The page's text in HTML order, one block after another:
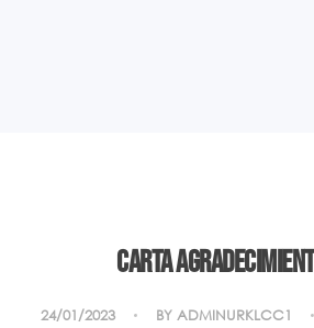
Carta
24/01/2023 BY ADMINURKLCC1